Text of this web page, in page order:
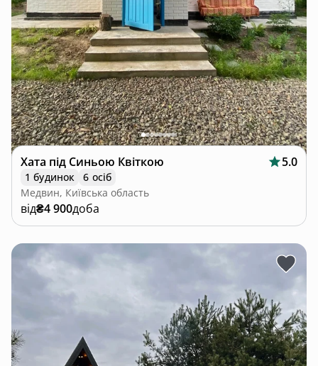
Хата під Синьою Квіткою 5.0
1 будинок
6 осіб
Медвин, Київська область
від₴4 900доба